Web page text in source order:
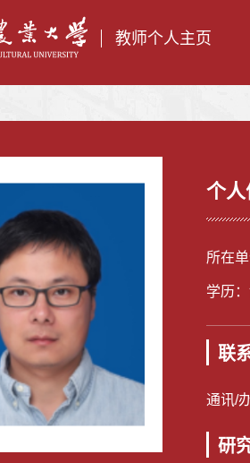
教师个人主页
个人
所在
学历
联
通讯/
研